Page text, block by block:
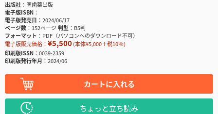
出版社
医歯薬出版
電子版ISBN
電子版発売日
2024/06/17
ページ数
152ページ判型
B5判
フォーマット
PDF（パソコンへのダウンロード不可）
電子版販売価格： ¥5,500(本体¥5,000＋税10％)
印刷版ISSN
0039-2359
印刷版発行年月
2024/06
カートに入れる
ちょっと立ち読み